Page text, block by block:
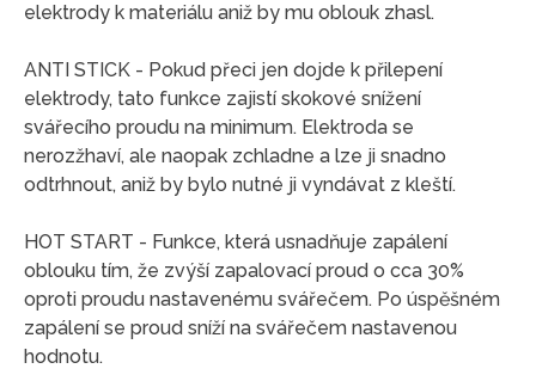
elektrody k materiálu aniž by mu oblouk zhasl.
ANTI STICK - Pokud přeci jen dojde k přilepení
elektrody, tato funkce zajistí skokové snížení
svářecího proudu na minimum. Elektroda se
nerozžhaví, ale naopak zchladne a lze ji snadno
odtrhnout, aniž by bylo nutné ji vyndávat z kleští.
HOT START - Funkce, která usnadňuje zapálení
oblouku tím, že zvýší zapalovací proud o cca 30%
oproti proudu nastavenému svářečem. Po úspěšném
zapálení se proud sníží na svářečem nastavenou
hodnotu.